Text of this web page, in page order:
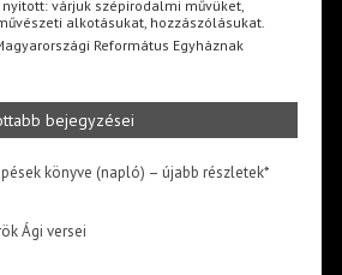
várjuk szépirodalmi művüket,
alkotásukat, hozzászólásukat.
Református Egyháznak
bejegyzései
könyve (napló) – újabb részletek*
Ági versei